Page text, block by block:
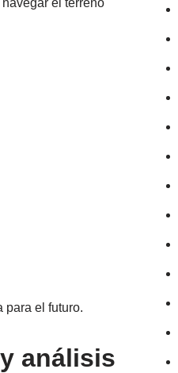
el terreno
para el futuro.
análisis